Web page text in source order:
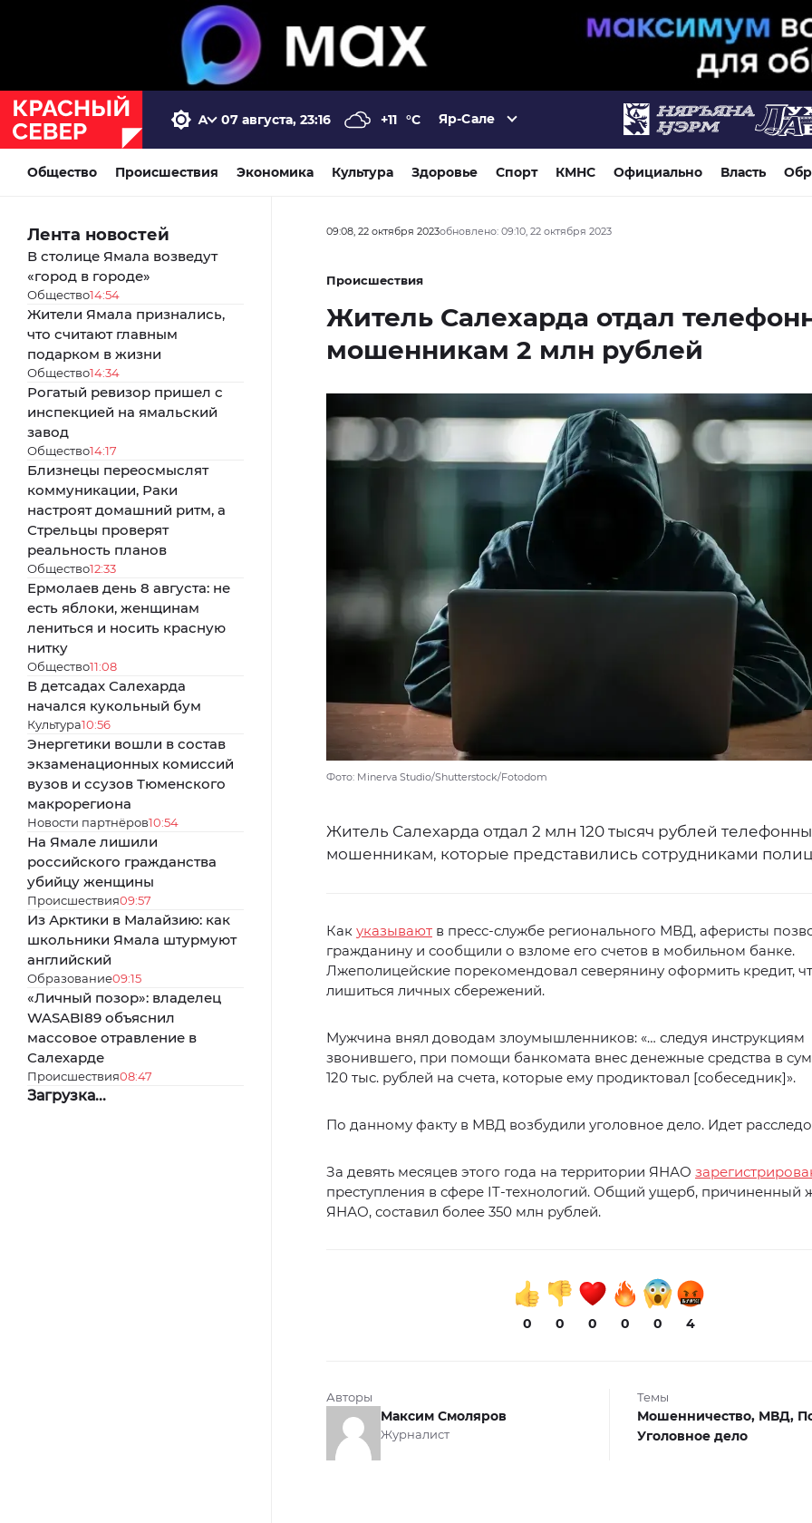
07 августа, 23:16 +11 °C Яр-Сале
Общество Происшествия Экономика Культура Здоровье Спорт КМНС Официально Власть
Лента новостей
В столице Ямала возведут
«город в городе»
Общество14:54
Жители Ямала признались,
что считают главным
подарком в жизни
Общество14:34
Рогатый ревизор пришел с
инспекцией на ямальский
завод
Общество14:17
Близнецы переосмыслят
коммуникации, Раки
настроят домашний ритм, а
Стрельцы проверят
реальность планов
Общество12:33
Ермолаев день 8 августа: не
есть яблоки, женщинам
лениться и носить красную
нитку
Общество11:08
В детсадах Салехарда
начался кукольный бум
Культура10:56
Энергетики вошли в состав
экзаменационных комиссий
вузов и ссузов Тюменского
макрорегиона
Новости партнёров10:54
На Ямале лишили
российского гражданства
убийцу женщины
Происшествия09:57
Из Арктики в Малайзию: как
школьники Ямала штурмуют
английский
Образование09:15
«Личный позор»: владелец
WASABI89 объяснил
массовое отравление в
Салехарде
Происшествия08:47
Загрузка...
09:08, 22 октября 2023обновлено: 09:10, 22 октября 2023
Происшествия
Житель Салехарда отдал
мошенникам 2 млн рублей
Фото: Minerva Studio/Shutterstock/Fotodom
Житель Салехарда отдал 2 млн 120 тысяч рублей
мошенникам, которые представились сотрудниками
Как указывают в пресс-службе регионального МВД, аферисты
гражданину и сообщили о взломе его счетов в мобильном банке.
Лжеполицейские порекомендовал северянину оформить кредит,
лишиться личных сбережений.
Мужчина внял доводам злоумышленников: «… следуя инструкциям
звонившего, при помощи банкомата внес денежные средства в
120 тыс. рублей на счета, которые ему продиктовал [собеседник]».
По данному факту в МВД возбудили уголовное дело. Идет
За девять месяцев этого года на территории ЯНАО
преступления в сфере IT-технологий. Общий ущерб, причиненный
ЯНАО, составил более 350 млн рублей.
0 0 0 0 0 4
Авторы
Максим Смоляров
Журналист
Темы
Мошенничество, МВД,
Уголовное дело